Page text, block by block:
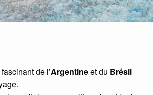
de l’Argentineet du Brésil